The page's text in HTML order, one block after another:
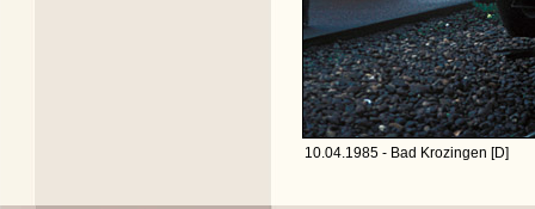
10.04.1985 - Bad Krozingen [D]